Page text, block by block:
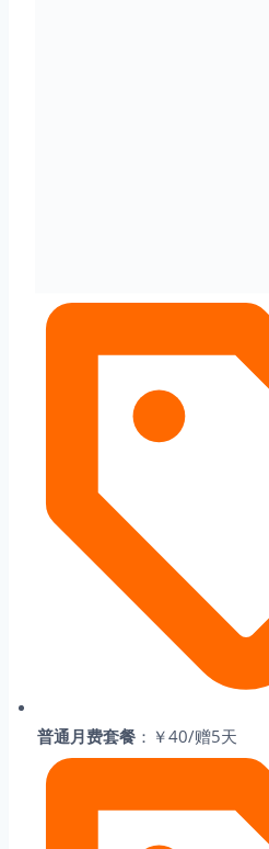
普通月费套餐 ：￥40/赠5天